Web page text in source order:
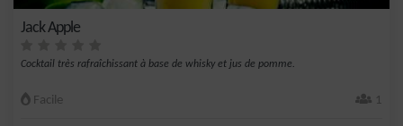
Jack Apple
Cocktail très rafraîchissant à base de whisky et jus de pomme.
Facile 1